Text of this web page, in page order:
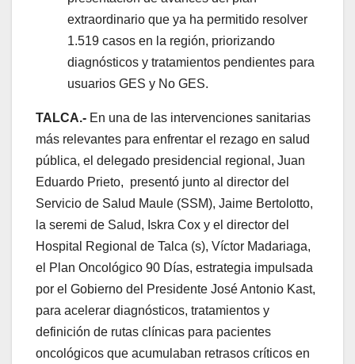
extraordinario que ya ha permitido resolver
1.519 casos en la región, priorizando
diagnósticos y tratamientos pendientes para
usuarios GES y No GES.
TALCA.- En una de las intervenciones sanitarias
más relevantes para enfrentar el rezago en salud
pública, el delegado presidencial regional, Juan
Eduardo Prieto, presentó junto al director del
Servicio de Salud Maule (SSM), Jaime Bertolotto,
la seremi de Salud, Iskra Cox y el director del
Hospital Regional de Talca (s), Víctor Madariaga,
el Plan Oncológico 90 Días, estrategia impulsada
por el Gobierno del Presidente José Antonio Kast,
para acelerar diagnósticos, tratamientos y
definición de rutas clínicas para pacientes
oncológicos que acumulaban retrasos críticos en